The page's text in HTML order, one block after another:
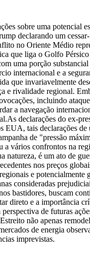
sobre uma
declarando um
no Oriente Médio
que liga o Golfo
uma porção
internacional e a
que invariavelmente
rivalidade regional.
incluindo
a navegação
As declarações do ex-
tais declarações
de "pressão
a vários confrontos na
é um ato de
nos preços
e
consideradas
buscam
e a importância
de futuras
não apenas
de energia
imprevistas.